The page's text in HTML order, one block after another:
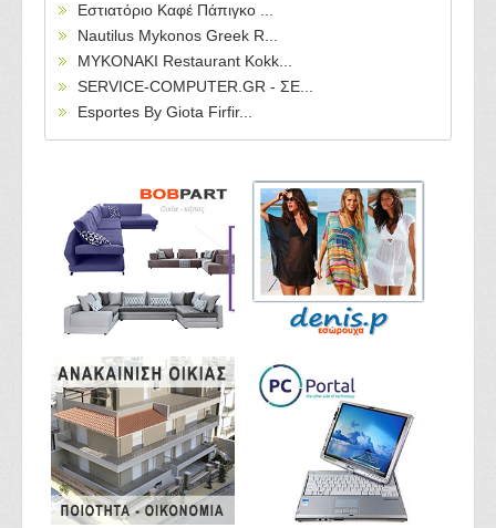
Εστιατόριο Καφέ Πάπιγκο ...
Nautilus Mykonos Greek R...
MYKONAKI Restaurant Kokk...
SERVICE-COMPUTER.GR - ΣΕ...
Esportes By Giota Firfir...